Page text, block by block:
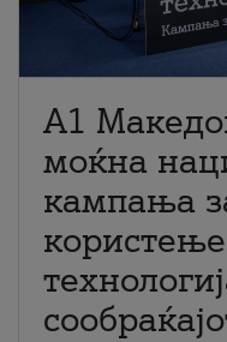
A1
моќна
кампања